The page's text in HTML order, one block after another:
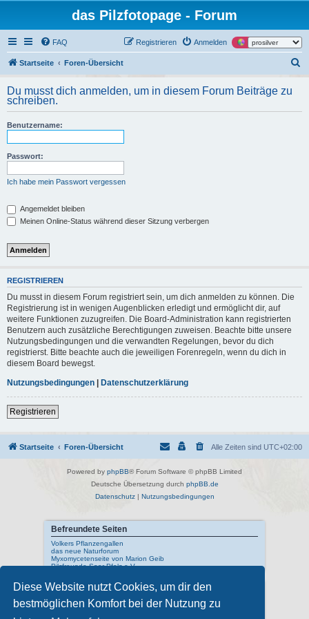
Diese Website nutzt Cookies, um dir den
bestmöglichen Komfort bei der Nutzung zu
das Pilzfotopage - Forum
FAQ Anmelden
Registrieren
Startseite Foren-Übersicht
u
h
Du musst dich anmelden, um in diesem Forum Beiträge zu
schreiben.
Benutzername:
Passwort:
Ich habe mein Passwort vergessen
Angemeldet bleiben
Meinen Online-Status während dieser Sitzung verbergen
REGISTRIEREN
Du musst in diesem Forum registriert sein, um dich anmelden zu können. Die
Registrierung ist in wenigen Augenblicken erledigt und ermöglicht dir, auf
weitere Funktionen zuzugreifen. Die Board-Administration kann registrierten
Benutzern auch zusätzliche Berechtigungen zuweisen. Beachte bitte unsere
Nutzungsbedingungen und die verwandten Regelungen, bevor du dich
registrierst. Bitte beachte auch die jeweiligen Forenregeln, wenn du dich in
diesem Board bewegst.
Nutzungsbedingungen | Datenschutzerklärung
Registrieren
Startseite Foren-Übersicht Alle Zeiten sind UTC+02:00
Powered by phpBB® Forum Software © phpBB Limited
Deutsche Übersetzung durch phpBB.de
Datenschutz| Nutzungsbedingungen
Befreundete Seiten
Volkers Pflanzengallen
das neue Naturforum
Myxomycetenseite von Marion Geib
Pilzfreunde Saar-Pfalz e.V.
Interne Links
Mykologisches Lexikon
meine Naturfotos